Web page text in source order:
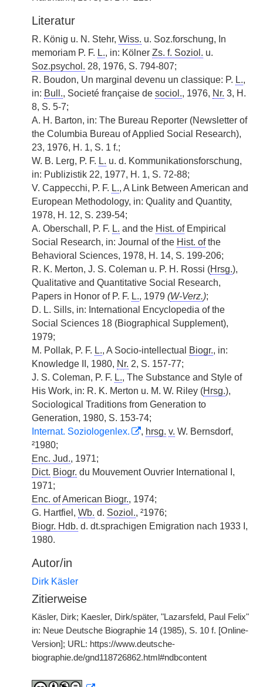
Literatur
R. König u. N. Stehr, Wiss. u. Soz.forschung, In
memoriam P. F. L., in: Kölner Zs. f. Soziol. u.
Soz.psychol. 28, 1976, S. 794-807;
R. Boudon, Un marginal devenu un classique: P. L.,
in: Bull., Societé française de sociol., 1976, Nr. 3, H.
8, S. 5-7;
A. H. Barton, in: The Bureau Reporter (Newsletter of
the Columbia Bureau of Applied Social Research),
23, 1976, H. 1, S. 1 f.;
W. B. Lerg, P. F. L. u. d. Kommunikationsforschung,
in: Publizistik 22, 1977, H. 1, S. 72-88;
V. Cappecchi, P. F. L., A Link Between American and
European Methodology, in: Quality and Quantity,
1978, H. 12, S. 239-54;
A. Oberschall, P. F. L. and the Hist. ofEmpirical
Social Research, in: Journal of the Hist. ofthe
Behavioral Sciences, 1978, H. 14, S. 199-206;
R. K. Merton, J. S. Coleman u. P. H. Rossi (Hrsg.),
Qualitative and Quantitative Social Research,
Papers in Honor of P. F. L., 1979 (W-Verz.);
D. L. Sills, in: International Encyclopedia of the
Social Sciences 18 (Biographical Supplement),
1979;
M. Pollak, P. F. L., A Socio-intellectual Biogr., in:
Knowledge II, 1980, Nr. 2, S. 157-77;
J. S. Coleman, P. F. L., The Substance and Style of
His Work, in: R. K. Merton u. M. W. Riley (Hrsg.),
Sociological Traditions from Generation to
Generation, 1980, S. 153-74;
Internat. Soziologenlex.
, hrsg. v. W. Bernsdorf,
²1980;
Enc. Jud., 1971;
Dict. Biogr. du Mouvement Ouvrier International I,
1971;
Enc. ofAmerican Biogr., 1974;
G. Hartfiel, Wb. d. Soziol., ²1976;
Biogr. Hdb. d. dt.sprachigen Emigration nach 1933 I,
1980.
Autor/in
Dirk Käsler
Zitierweise
Käsler, Dirk; Kaesler, Dirk/später, "Lazarsfeld, Paul Felix"
in: Neue Deutsche Biographie 14 (1985), S. 10 f. [Online-
Version]; URL: https://www.deutsche-
biographie.de/gnd118726862.html#ndbcontent